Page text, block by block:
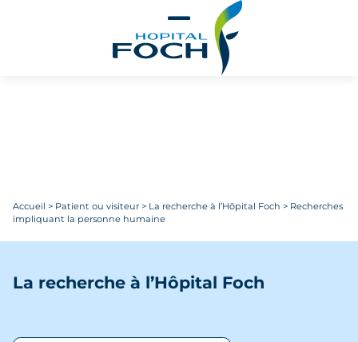
Accueil > Patient ou visiteur > La recherche à l’Hôpital Foch > Recherches
impliquant la personne humaine
La recherche à l’Hôpital Foch